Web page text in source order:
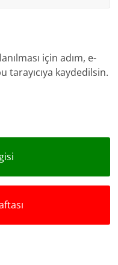
için adım, e-
tarayıcıya kaydedilsin.